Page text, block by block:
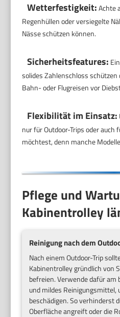
Wetterfestigkeit:Achte
Regenhüllen oder versiegelte
Nässe schützen können.
Sicherheitsfeatures:
solides Zahlenschloss schützen
Bahn- oder Flugreisen vor
Flexibilität im Einsatz:
nur für Outdoor-Trips oder auch
möchtest, denn manche
Pflege und
Kabinentrolley
Reinigung nach dem
Nach einem Outdoor-Trip
Kabinentrolley gründlich von
befreien. Verwende dafür am
und mildes Reinigungsmittel,
beschädigen. So verhinderst
Oberfläche angreift oder die